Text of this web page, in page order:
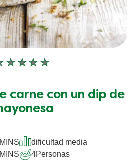
No
enviado
calificaciones
recipe
carne con un dip de
dificultad media
4Personas